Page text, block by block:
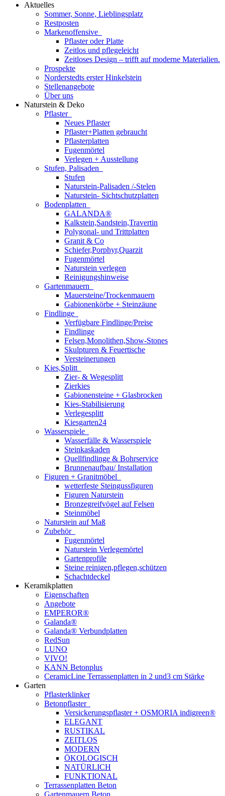
Aktuelles
Sommer, Sonne, Lieblingsplatz
Restposten
Markenoffensive
Pflaster oder Platte
Zeitlos und pflegeleicht
Zeitloses Design – trifft auf moderne Materialien.
Prospekte
Norderstedts erster Hinkelstein
Stellenangebote
Über uns
Naturstein & Deko
Pflaster
Neues Pflaster
Pflaster+Platten gebraucht
Pflasterplatten
Fugenmörtel
Verlegen + Ausstellung
Stufen, Palisaden
Stufen
Naturstein-Palisaden /-Stelen
Naturstein- Sichtschutzplatten
Bodenplatten
GALANDA®
Kalkstein,Sandstein,Travertin
Polygonal- und Trittplatten
Granit & Co
Schiefer,Porphyr,Quarzit
Fugenmörtel
Naturstein verlegen
Reinigungshinweise
Gartenmauern
Mauersteine/Trockenmauern
Gabionenkörbe + Steinzäune
Findlinge
Verfügbare Findlinge/Preise
Findlinge
Felsen,Monolithen,Show-Stones
Skulpturen & Feuertische
Versteinerungen
Kies,Splitt
Zier- & Wegesplitt
Zierkies
Gabionensteine + Glasbrocken
Kies-Stabilisierung
Verlegesplitt
Kiesgarten24
Wasserspiele
Wasserfälle & Wasserspiele
Steinkaskaden
Quellfindlinge & Bohrservice
Brunnenaufbau/ Installation
Figuren + Granitmöbel
wetterfeste Steingussfiguren
Figuren Naturstein
Bronzegreifvögel auf Felsen
Steinmöbel
Naturstein auf Maß
Zubehör
Fugenmörtel
Naturstein Verlegemörtel
Gartenprofile
Steine reinigen,pflegen,schützen
Schachtdeckel
Keramikplatten
Eigenschaften
Angebote
EMPEROR®
Galanda®
Galanda® Verbundplatten
RedSun
LUNO
VIVO!
KANN Betonplus
CeramicLine Terrassenplatten in 2 und3 cm Stärke
Garten
Pflasterklinker
Betonpflaster
Versickerungspflaster + OSMORIA indigreen®
ELEGANT
RUSTIKAL
ZEITLOS
MODERN
ÖKOLOGISCH
NATÜRLICH
FUNKTIONAL
Terrassenplatten Beton
Gartenmauern Beton